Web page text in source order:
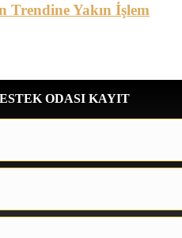
Trendine Yakın İşlem
ODASI KAYIT